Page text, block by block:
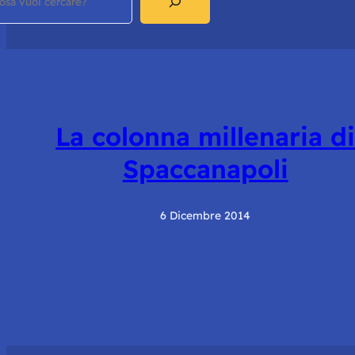
La colonna millenaria di
Spaccanapoli
6 Dicembre 2014